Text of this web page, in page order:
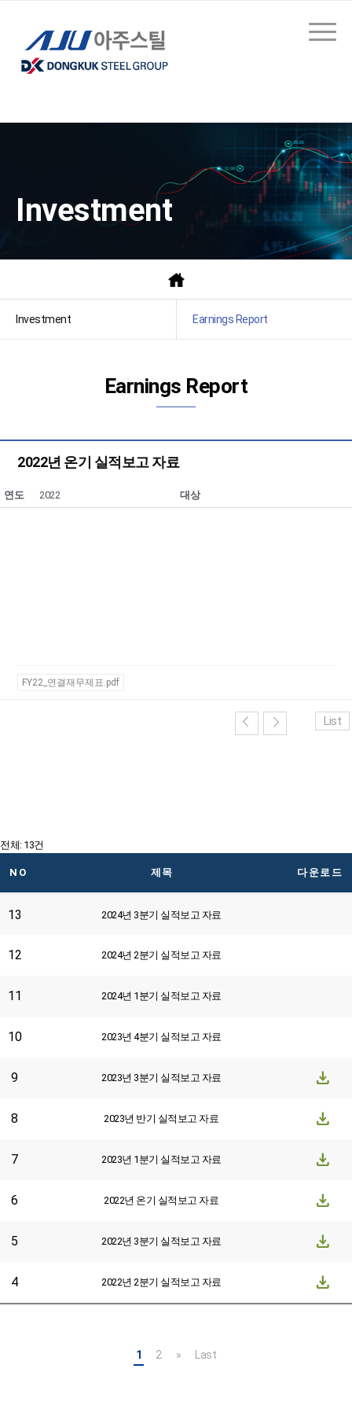
Investment
Investment Earnings Report
Earnings Report
2022년 온기 실적보고 자료
연도 2022 대상
FY22_연결재무제표.pdf
List
전체: 13건
NO 제목 다운로드
13 2024년 3분기 실적보고 자료
12 2024년 2분기 실적보고 자료
11 2024년 1분기 실적보고 자료
10 2023년 4분기 실적보고 자료
9 2023년 3분기 실적보고 자료 download
8 2023년 반기 실적보고 자료 download
7 2023년 1분기 실적보고 자료 download
6 2022년 온기 실적보고 자료 download
5 2022년 3분기 실적보고 자료 download
4 2022년 2분기 실적보고 자료 download
1 2 » Last